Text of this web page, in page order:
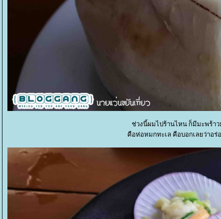
ช่วงนี้ผมไปร้านไหน ก็มีมะพร้า
คือห่อหมกทะเล คือบอกเลยว่าอ